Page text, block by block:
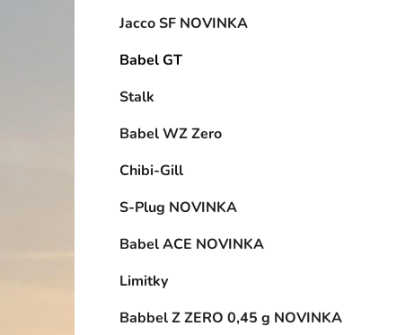
Jacco SF NOVINKA
Babel GT
Stalk
Babel WZ Zero
Chibi-Gill
S-Plug NOVINKA
Babel ACE NOVINKA
Limitky
Babbel Z ZERO 0,45 g NOVINKA